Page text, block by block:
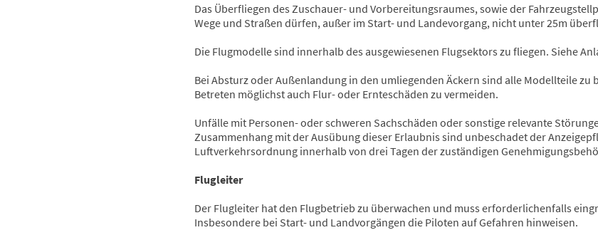
Das Überfliegen des Zuschauer- und Vorbereitungsraumes, sowie der
Wege und Straßen dürfen, außer im Start- und Landevorgang, nicht unter 25m
Die Flugmodelle sind innerhalb des ausgewiesenen Flugsektors zu fliegen. Siehe
Bei Absturz oder Außenlandung in den umliegenden Äckern sind alle Modellteile zu
Betreten möglichst auch Flur- oder Ernteschäden zu vermeiden.
Unfälle mit Personen- oder schweren Sachschäden oder sonstige relevante
Zusammenhang mit der Ausübung dieser Erlaubnis sind unbeschadet der
Luftverkehrsordnung innerhalb von drei Tagen der zuständigen
Flugleiter
Der Flugleiter hat den Flugbetrieb zu überwachen und muss erforderlichenfalls
Insbesondere bei Start- und Landvorgängen die Piloten auf Gefahren hinweisen.